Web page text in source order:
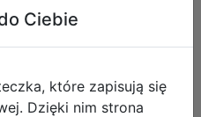
- Cards
- Witherbloom
Ciebie
które zapisują się
Dzięki nim strona